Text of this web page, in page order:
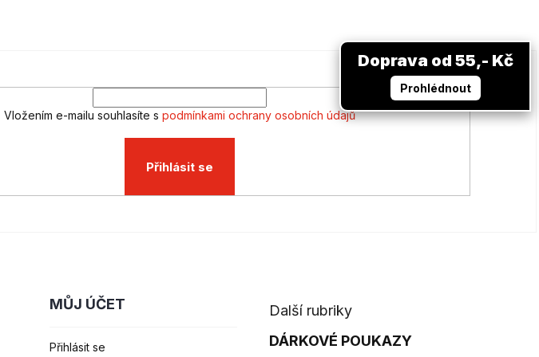
Vložením e-mailu souhlasíte s podmínkami ochrany osobních údajů
Přihlásit se
MŮJ ÚČET
Přihlásit se
Další rubriky
DÁRKOVÉ POUKAZY
Doprava od 55,- Kč
Prohlédnout